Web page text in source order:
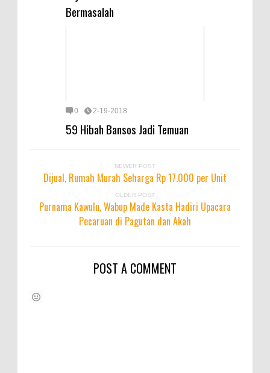
Bermasalah
0 2-19-2018
59 Hibah Bansos Jadi Temuan
NEWER POST
Dijual, Rumah Murah Seharga Rp 17.000 per Unit
OLDER POST
Purnama Kawulu, Wabup Made Kasta Hadiri Upacara
Pecaruan di Pagutan dan Akah
POST A COMMENT